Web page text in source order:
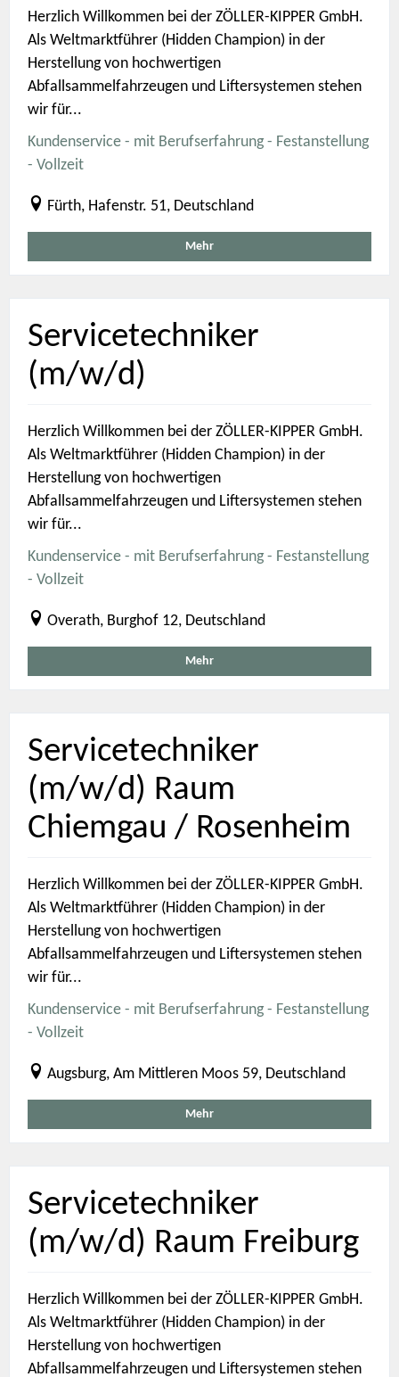
Herzlich Willkommen bei der ZÖLLER-KIPPER GmbH.
Als Weltmarktführer (Hidden Champion) in der
Herstellung von hochwertigen
Abfallsammelfahrzeugen und Liftersystemen stehen
wir für...
Kundenservice - mit Berufserfahrung - Festanstellung
- Vollzeit
Fürth, Hafenstr. 51, Deutschland
Mehr
Servicetechniker
(m/w/d)
Herzlich Willkommen bei der ZÖLLER-KIPPER GmbH.
Als Weltmarktführer (Hidden Champion) in der
Herstellung von hochwertigen
Abfallsammelfahrzeugen und Liftersystemen stehen
wir für...
Kundenservice - mit Berufserfahrung - Festanstellung
- Vollzeit
Overath, Burghof 12, Deutschland
Mehr
Servicetechniker
(m/w/d) Raum
Chiemgau / Rosenheim
Herzlich Willkommen bei der ZÖLLER-KIPPER GmbH.
Als Weltmarktführer (Hidden Champion) in der
Herstellung von hochwertigen
Abfallsammelfahrzeugen und Liftersystemen stehen
wir für...
Kundenservice - mit Berufserfahrung - Festanstellung
- Vollzeit
Augsburg, Am Mittleren Moos 59, Deutschland
Mehr
Servicetechniker
(m/w/d) Raum Freiburg
Herzlich Willkommen bei der ZÖLLER-KIPPER GmbH.
Als Weltmarktführer (Hidden Champion) in der
Herstellung von hochwertigen
Abfallsammelfahrzeugen und Liftersystemen stehen